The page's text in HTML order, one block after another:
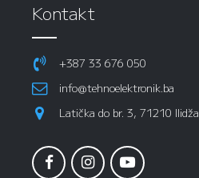
Kontakt
+387 33 676 050
info@tehnoelektronik.ba
Latička do br. 3, 71210 Ilidža